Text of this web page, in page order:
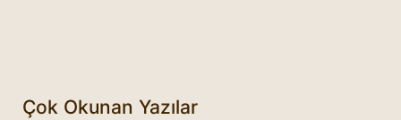
Çok Okunan Yazılar